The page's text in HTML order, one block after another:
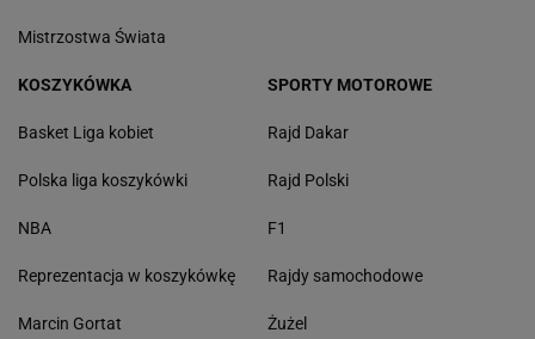
Mistrzostwa Świata
KOSZYKÓWKA
Basket Liga kobiet
Polska liga koszykówki
NBA
Reprezentacja w koszykówkę
Marcin Gortat
SPORTY MOTOROWE
Rajd Dakar
Rajd Polski
F1
Rajdy samochodowe
Żużel